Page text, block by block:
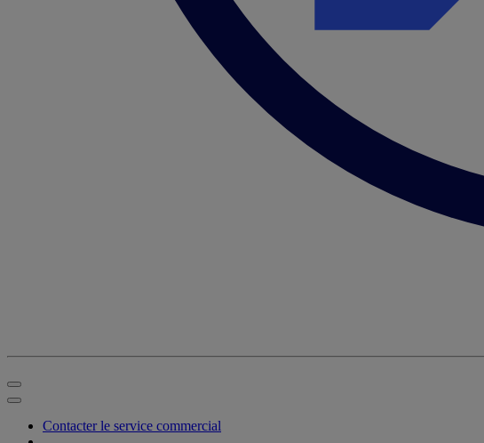
Contacter le service commercial